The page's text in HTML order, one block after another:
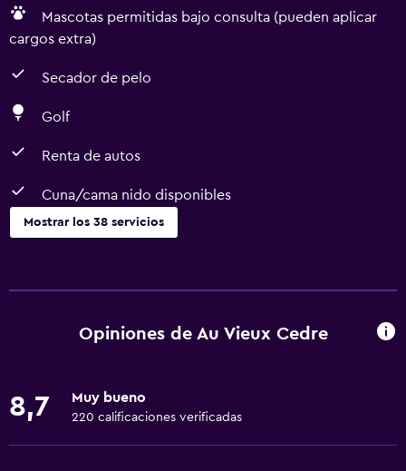
Mascotas permitidas bajo consulta (pueden aplicar
cargos extra)
Secador de pelo
Golf
Renta de autos
Cuna/cama nido disponibles
Mostrar los 38 servicios
Wifi gratis
Toallas
Opiniones de Au Vieux Cedre
8,7 Muy bueno
220 calificaciones verificadas